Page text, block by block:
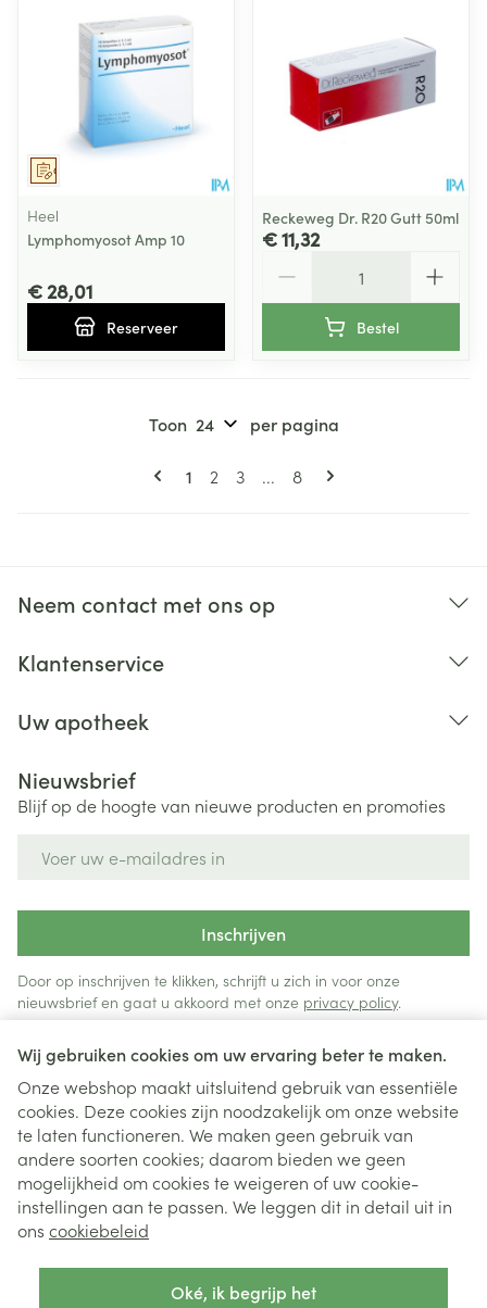
Wij gebruiken cookies om uw ervaring beter te maken.
Onze webshop maakt uitsluitend gebruik van essentiële
cookies. Deze cookies zijn noodzakelijk om onze website
te laten functioneren. We maken geen gebruik van
andere soorten cookies; daarom bieden we geen
mogelijkheid om cookies te weigeren of uw cookie-
instellingen aan te passen. We leggen dit in detail uit in
ons cookiebeleid
Oké, ik begrijp het
Op voorschrift
Heel
Lymphomyosot Amp 10
€ 28,01
Reserveer
Reckeweg Dr. R20 Gutt 50ml
€ 11,32
Bestel
Pagina's
U lees momenteel pagina
1 Pagina
2 Pagina
3 ... Pagina
8
Toon per pagina
Neem contact met ons op
Klantenservice
Uw apotheek
Nieuwsbrief
Blijf op de hoogte van nieuwe producten en promoties
Inschrijven
Door op inschrijven te klikken, schrijft u zich in voor onze
nieuwsbrief en gaat u akkoord met onze privacy policy.
Juridische links